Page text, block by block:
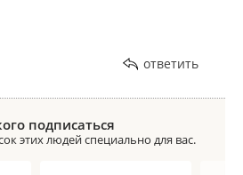
ответить
подписаться
этих людей специально для вас.